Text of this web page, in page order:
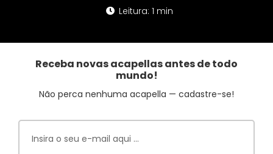
Leitura: 1 min
Receba novas acapellas antes de todo
mundo!
Não perca nenhuma acapella — cadastre-se!